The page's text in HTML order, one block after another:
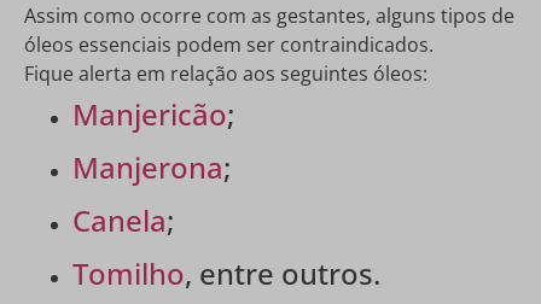
Assim como ocorre com as gestantes, alguns tipos de
óleos essenciais podem ser contraindicados.
Fique alerta em relação aos seguintes óleos:
Manjericão;
Manjerona;
Canela;
Tomilho, entre outros.